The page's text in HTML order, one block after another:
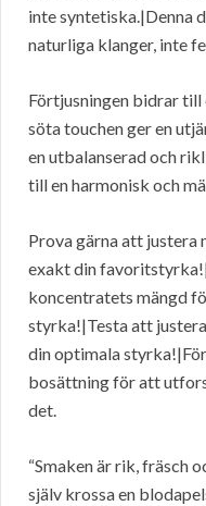
inte syntetiska.|Denna
naturliga klanger, inte
Förtjusningen bidrar till
söta touchen ger en
en utbalanserad och
till en harmonisk och
Prova gärna att
exakt din
koncentratets mängd
styrka!|Testa att
din optimala
bosättning för att
det.
“Smaken är rik, fräsch
själv krossa en